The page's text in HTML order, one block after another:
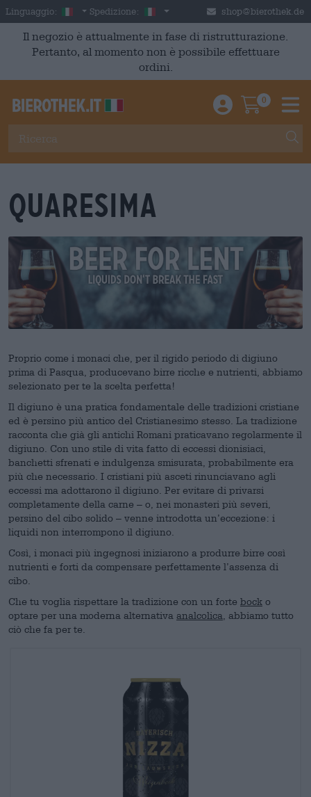
Skip to main content
Linguaggio: Italian
Spedizione: Italia shop@bierothek.de
Il negozio è attualmente in fase di ristrutturazione.
Pertanto, al momento non è possibile effettuare
ordini.
Einloggen /
0
Quaresima
Proprio come i monaci che, per il rigido periodo di digiuno
prima di Pasqua, producevano birre ricche e nutrienti, abbiamo
selezionato per te la scelta perfetta!
Il digiuno è una pratica fondamentale delle tradizioni cristiane
ed è persino più antico del Cristianesimo stesso. La tradizione
racconta che già gli antichi Romani praticavano regolarmente il
digiuno. Con uno stile di vita fatto di eccessi dionisiaci,
banchetti sfrenati e indulgenza smisurata, probabilmente era
più che necessario. I cristiani più asceti rinunciavano agli
eccessi ma adottarono il digiuno. Per evitare di privarsi
completamente della carne – o, nei monasteri più severi,
persino del cibo solido – venne introdotta un’eccezione: i
liquidi non interrompono il digiuno.
Così, i monaci più ingegnosi iniziarono a produrre birre così
nutrienti e forti da compensare perfettamente l’assenza di
cibo.
Che tu voglia rispettare la tradizione con un forte bock o
optare per una moderna alternativa analcolica , abbiamo tutto
ciò che fa per te.